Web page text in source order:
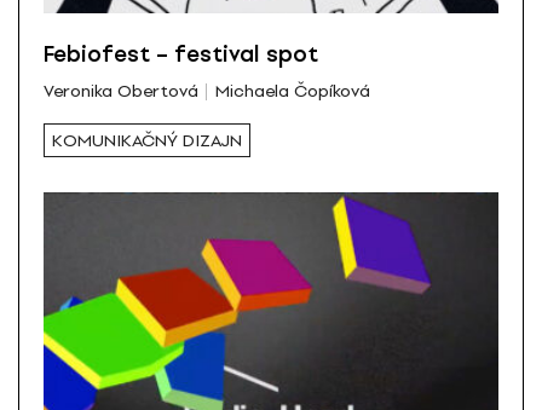
Febiofest – festival spot
Veronika Obertová Michaela Čopíková
KOMUNIKAČNÝ DIZAJN